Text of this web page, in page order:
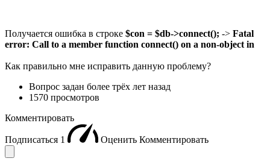
Получается ошибка в строке $con = $db->connect(); -> Fatal
error: Call to a member function connect() on a non-object in
Как правильно мне исправить данную проблему?
Вопрос задан более трёх лет назад
1570 просмотров
Комментировать
Подписаться 1 Оценить Комментировать